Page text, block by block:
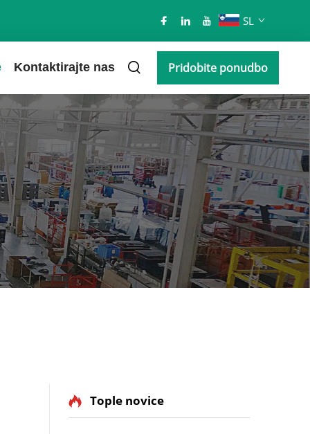
SL
Kontaktirajte nas Pridobite ponudbo
Tople novice